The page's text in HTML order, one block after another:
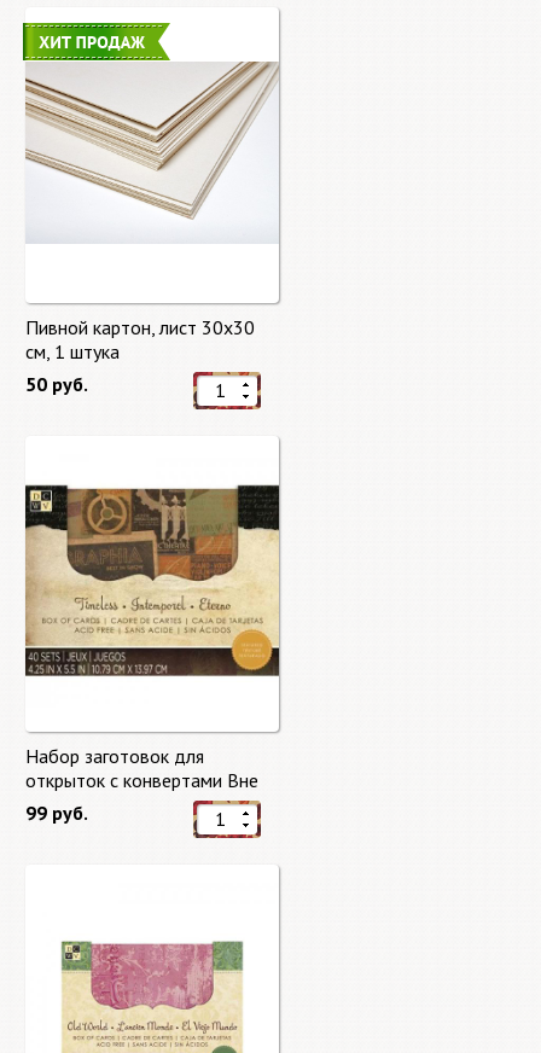
Пивной картон, лист 30х30
cм, 1 штука
50 руб.
Набор заготовок для
открыток с конвертами Вне
времени (Timeless) от DCWV
99 руб.